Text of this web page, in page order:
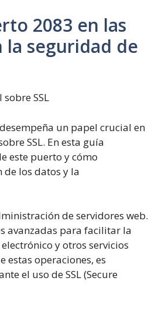
2083 en las
la seguridad de
SSL
un papel crucial en
SSL. En esta guía
este puerto y cómo
los datos y la
de servidores web.
avanzadas para facilitar la
y otros servicios
operaciones, es
el uso de SSL (Secure